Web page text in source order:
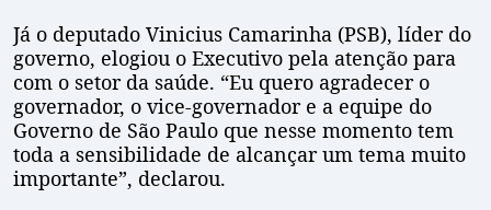
Já o deputado Vinicius Camarinha (PSB), líder do
governo, elogiou o Executivo pela atenção para
com o setor da saúde. “Eu quero agradecer o
governador, o vice-governador e a equipe do
Governo de São Paulo que nesse momento tem
toda a sensibilidade de alcançar um tema muito
importante”, declarou.